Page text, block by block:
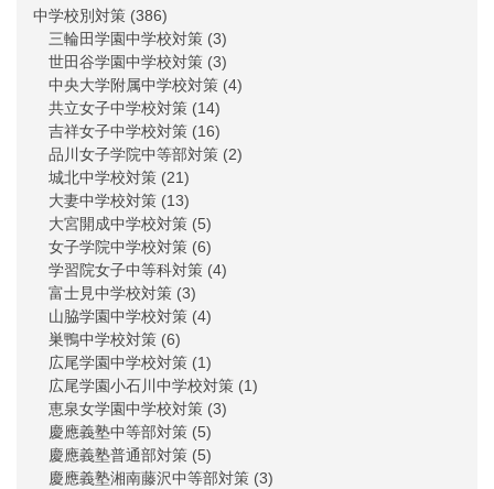
中学校別対策 (386)
三輪田学園中学校対策 (3)
世田谷学園中学校対策 (3)
中央大学附属中学校対策 (4)
共立女子中学校対策 (14)
吉祥女子中学校対策 (16)
品川女子学院中等部対策 (2)
城北中学校対策 (21)
大妻中学校対策 (13)
大宮開成中学校対策 (5)
女子学院中学校対策 (6)
学習院女子中等科対策 (4)
富士見中学校対策 (3)
山脇学園中学校対策 (4)
巣鴨中学校対策 (6)
広尾学園中学校対策 (1)
広尾学園小石川中学校対策 (1)
恵泉女学園中学校対策 (3)
慶應義塾中等部対策 (5)
慶應義塾普通部対策 (5)
慶應義塾湘南藤沢中等部対策 (3)